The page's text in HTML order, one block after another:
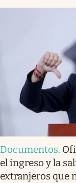
Documentos.
el ingreso y la
extranjeros que